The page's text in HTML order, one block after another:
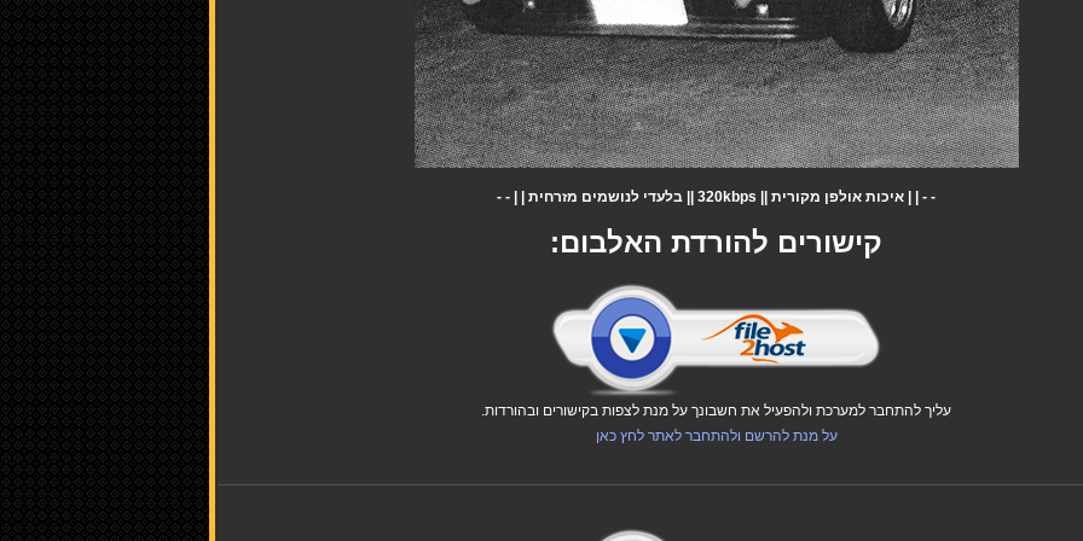
- - | | איכות אולפן מקורית || 320kbps || בלעדי לנושמים מזרחית | | - -
קישורים להורדת האלבום:
עליך להתחבר למערכת ולהפעיל את חשבונך על מנת לצפות בקישורים ובהורדות.
על מנת להרשם ולהתחבר לאתר לחץ כאן